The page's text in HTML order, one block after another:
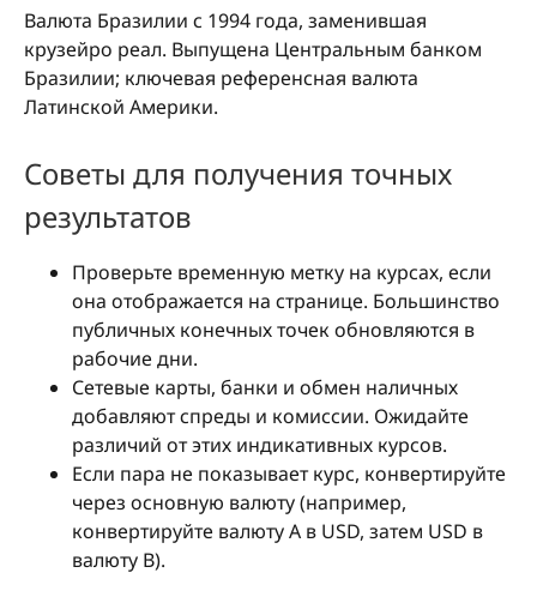
Валюта Бразилии с 1994 года, заменившая
крузейро реал. Выпущена Центральным банком
Бразилии; ключевая референсная валюта
Латинской Америки.
Советы для получения точных
результатов
Проверьте временную метку на курсах, если
она отображается на странице. Большинство
публичных конечных точек обновляются в
рабочие дни.
Сетевые карты, банки и обмен наличных
добавляют спреды и комиссии. Ожидайте
различий от этих индикативных курсов.
Если пара не показывает курс, конвертируйте
через основную валюту (например,
конвертируйте валюту A в USD, затем USD в
валюту B).